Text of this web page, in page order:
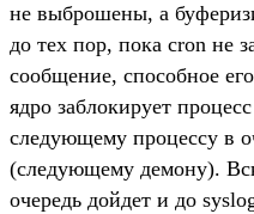
не выброшены, а
до тех пор, пока cron не
сообщение, способное
ядро заблокирует
следующему процессу в
(следующему демону).
очередь дойдет и до